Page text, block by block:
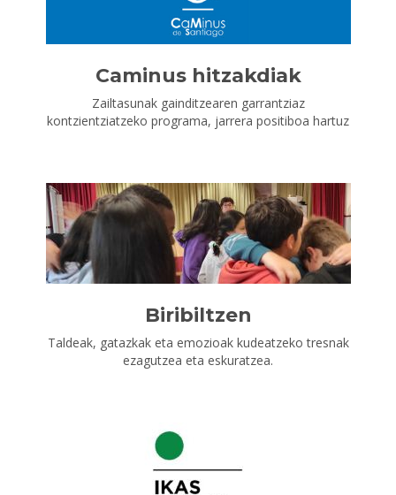
Caminus hitzakdiak
Zailtasunak gainditzearen garrantziaz
kontzientziatzeko programa, jarrera positiboa hartuz
Biribiltzen
Taldeak, gatazkak eta emozioak kudeatzeko tresnak
ezagutzea eta eskuratzea.